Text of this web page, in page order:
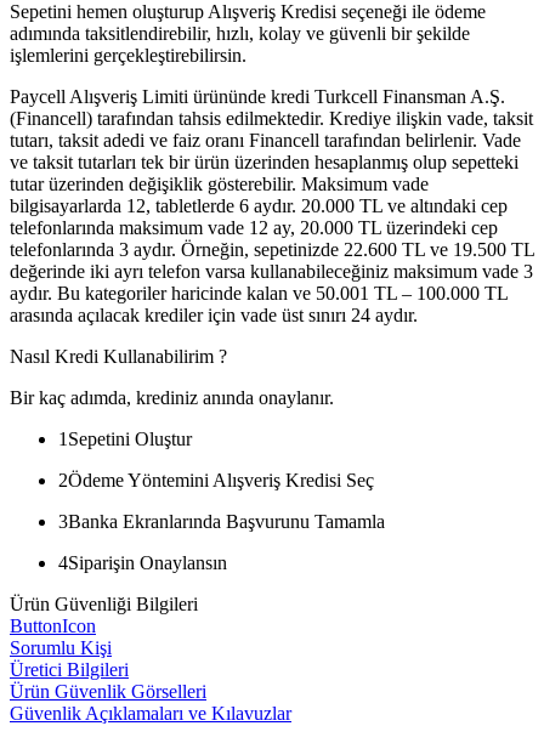
Sepetini hemen oluşturup Alışveriş Kredisi seçeneği ile ödeme
adımında taksitlendirebilir, hızlı, kolay ve güvenli bir şekilde
işlemlerini gerçekleştirebilirsin.
Paycell Alışveriş Limiti ürününde kredi Turkcell Finansman A.Ş.
(Financell) tarafından tahsis edilmektedir. Krediye ilişkin vade, taksit
tutarı, taksit adedi ve faiz oranı Financell tarafından belirlenir. Vade
ve taksit tutarları tek bir ürün üzerinden hesaplanmış olup sepetteki
tutar üzerinden değişiklik gösterebilir. Maksimum vade
bilgisayarlarda 12, tabletlerde 6 aydır. 20.000 TL ve altındaki cep
telefonlarında maksimum vade 12 ay, 20.000 TL üzerindeki cep
telefonlarında 3 aydır. Örneğin, sepetinizde 22.600 TL ve 19.500 TL
değerinde iki ayrı telefon varsa kullanabileceğiniz maksimum vade 3
aydır. Bu kategoriler haricinde kalan ve 50.001 TL – 100.000 TL
arasında açılacak krediler için vade üst sınırı 24 aydır.
Nasıl Kredi Kullanabilirim ?
Bir kaç adımda, krediniz anında onaylanır.
1 Sepetini Oluştur
2Ödeme Yöntemini Alışveriş Kredisi Seç
3Banka Ekranlarında Başvurunu Tamamla
4Siparişin Onaylansın
Ürün Güvenliği Bilgileri
ButtonIcon
Sorumlu Kişi
Üretici Bilgileri
Ürün Güvenlik Görselleri
Güvenlik Açıklamaları ve Kılavuzlar